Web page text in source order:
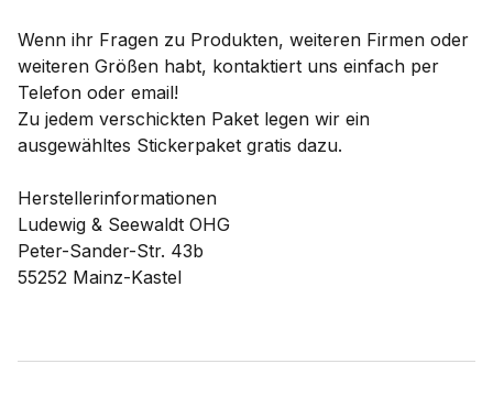
Wenn ihr Fragen zu Produkten, weiteren Firmen oder
weiteren Größen habt, kontaktiert uns einfach per
Telefon oder email!
Zu jedem verschickten Paket legen wir ein
ausgewähltes Stickerpaket gratis dazu.
Herstellerinformationen
Ludewig & Seewaldt OHG
Peter-Sander-Str. 43b
55252 Mainz-Kastel